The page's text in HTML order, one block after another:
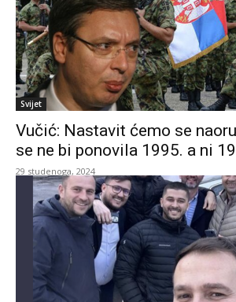
Svijet
Vučić: Nastavit ćemo se
se ne bi ponovila 1995. a ni
29 studenoga, 2024